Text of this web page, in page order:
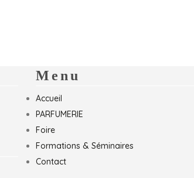
Menu
Accueil
PARFUMERIE
Foire
Formations & Séminaires
Contact